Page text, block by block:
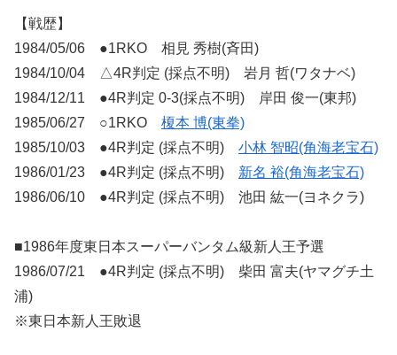
【戦歴】
1984/05/06 ●1RKO 相見 秀樹(斉田)
1984/10/04 △4R判定 (採点不明) 岩月 哲(ワタナベ)
1984/12/11 ●4R判定 0-3(採点不明) 岸田 俊一(東邦)
1985/06/27 ○1RKO 榎本 博(東拳)
1985/10/03 ●4R判定 (採点不明) 小林 智昭(角海老宝石)
1986/01/23 ●4R判定 (採点不明) 新名 裕(角海老宝石)
1986/06/10 ●4R判定 (採点不明) 池田 紘一(ヨネクラ)
■1986年度東日本スーパーバンタム級新人王予選
1986/07/21 ●4R判定 (採点不明) 柴田 富夫(ヤマグチ土
浦)
※東日本新人王敗退